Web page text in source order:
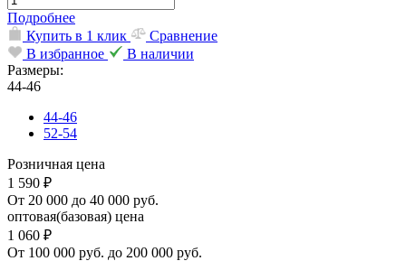
Подробнее
Купить в 1 клик
Сравнение
В избранное
В наличии
Размеры:
44-46
44-46
52-54
Розничная цена
1 590 ₽
От 20 000 до 40 000 руб.
оптовая(базовая) цена
1 060 ₽
От 100 000 руб. до 200 000 руб.